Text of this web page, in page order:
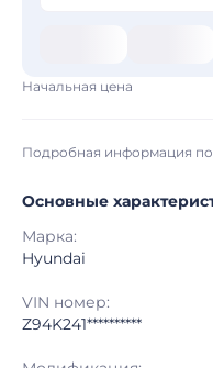
Начальная цена
Подробная информация
Начало торгов:
Конец торгов:
Тип аукциона:
Основные
Марка:
Hyundai
VIN номер:
Z94K241**********